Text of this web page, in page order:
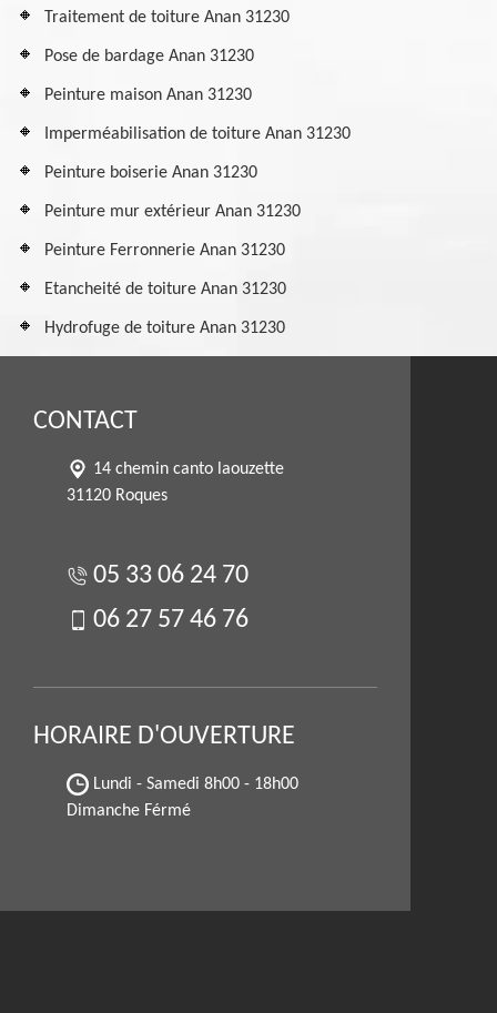
Traitement de toiture Anan 31230
Pose de bardage Anan 31230
Peinture maison Anan 31230
Imperméabilisation de toiture Anan 31230
Peinture boiserie Anan 31230
Peinture mur extérieur Anan 31230
Peinture Ferronnerie Anan 31230
Etancheité de toiture Anan 31230
Hydrofuge de toiture Anan 31230
CONTACT
14 chemin canto laouzette
31120 Roques
05 33 06 24 70
06 27 57 46 76
HORAIRE D'OUVERTURE
Lundi - Samedi 8h00 - 18h00
Dimanche Férmé